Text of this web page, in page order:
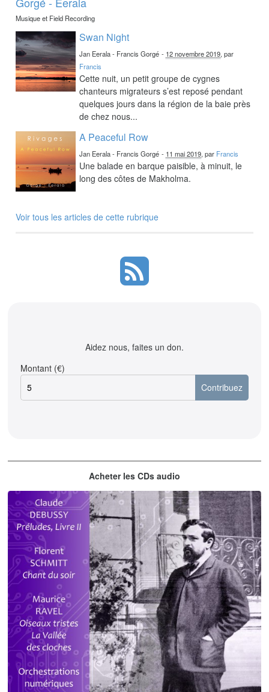
Musique et Field Recording
Swan Night
Jan Eerala - Francis Gorgé - 12 novembre 2019, par
Francis
Cette nuit, un petit groupe de cygnes
chanteurs migrateurs s’est reposé pendant
quelques jours dans la région de la baie près
de chez nous...
A Peaceful Row
Jan Eerala - Francis Gorgé - 11 mai 2019, par Francis
Une balade en barque paisible, à minuit, le
long des côtes de Makholma.
Voir tous les articles de cette rubrique
Aidez nous, faites un don.
Montant (€)
Acheter les CDs audio